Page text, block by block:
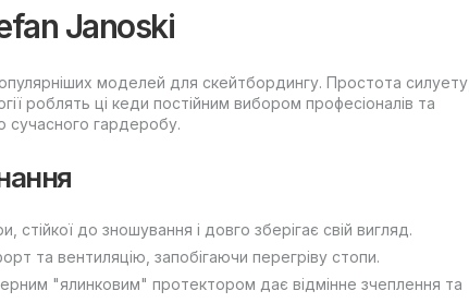
Janoski
моделей для скейтбордингу. Простота силуету,
роблять ці кеди постійним вибором професіоналів та
сучасного гардеробу.
стійкої до зношування і довго зберігає свій вигляд.
та вентиляцію, запобігаючи перегріву стопи.
"ялинковим" протектором дає відмінне зчеплення та